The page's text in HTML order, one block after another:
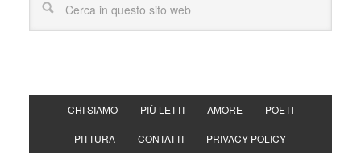
CHI SIAMO PIÙ LETTI AMORE POETI
PITTURA CONTATTI PRIVACY POLICY